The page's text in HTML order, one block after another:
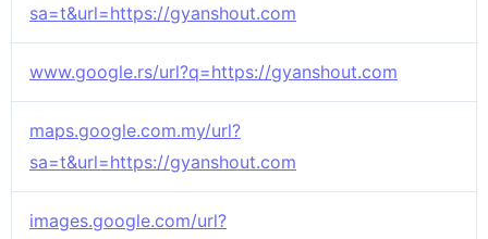
sa=t&url=https://gyanshout.com
www.google.rs/url?q=https://gyanshout.com
maps.google.com.my/url?
sa=t&url=https://gyanshout.com
images.google.com/url?